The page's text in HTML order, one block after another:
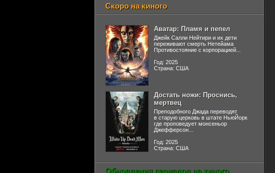
Скоро на киного
Аватар: Пламя и пепел
Джейк Салли Нейтири и их дети
переживают смерть Нетейама
Противостояние с корпорацией...
Год: 2025
Страна: США
Достать ножи: Проснись,
мертвец
Преподобного Джада переводят
в старую церковь в штате НьюЙорк
где проповедует монсеньор
Джефферсон...
Год: 2025
Страна: США
Обновления сериалов на киного